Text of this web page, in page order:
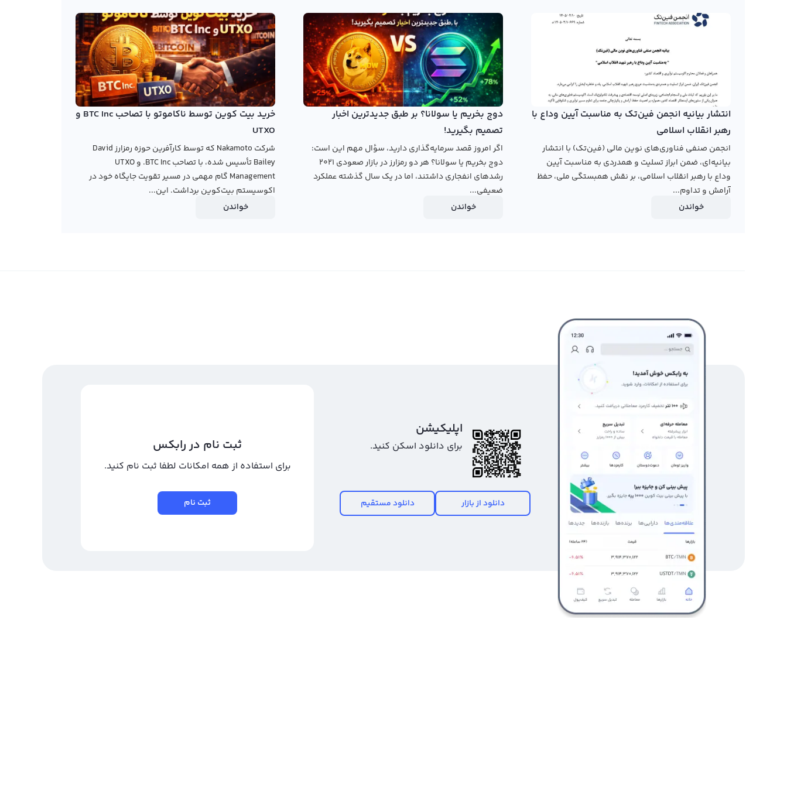
ترسیم نمودار کریتیکلز به تحلیل آن بپردازند. در نمودار کریتیکلز اطلاعات قیمت این ارز دیجیتال با استفاده از روش‌های مختلف
نمایشی مانند کندل و نمودار خطی ارائه شده و امکان استفاده از تایم فریم‌های مختلف برای تحلیل وجود دارد.
در حال حاضر هیچ صرافی ارز دیجیتال ایرانی نمودار کریتیکلز را به کاربران خود ارائه نمی‌دهد. با این حال، امکان مشاهده نمودار
قیمت کریتیکلز به تومان و دلار وجود دارد و می‌توان به وبسایت صرافی مورد نظر مراجعه کرد. یکی از ویژگی‌های منحصر به فرد
کریتیکلز (CRE8)، افزایش قیمت آن در طول سال‌های اخیر است که این ارز دیجیتال را به یکی از پرطرفدارترین ارزهای دیجیتال در
جهان تبدیل کرده است. رابکس نیز در صفحه قیمت خود این امکان را برای کاربران خود فراهم کرده است.
رابکس از خرید و فروش بیش از ۱۰۰۰ ارز دیجیتال پشتیبانی می‌کند. برای معامله رمز کریتیکلز، به صفحه
انتشار بیانیه انجمن فین‌تک به مناسبت آیین وداع با
رهبر انقلاب اسلامی
انجمن صنفی فناوری‌های نوین مالی (فین‌تک) با انتشار
بیانیه‌ای، ضمن ابراز تسلیت و همدردی به مناسبت آیین
وداع با رهبر انقلاب اسلامی، بر نقش همبستگی ملی، حفظ
آرامش و تداوم...
خواندن
دوج بخریم یا سولانا؟ بر طبق جدیدترین اخبار
تصمیم بگیرید!
اگر امروز قصد سرمایه‌گذاری دارید، سؤال مهم این است:
دوج بخریم یا سولانا؟ هر دو رمزارز در بازار صعودی ۲۰۲۱
رشدهای انفجاری داشتند، اما در یک سال گذشته عملکرد
ضعیفی...
خواندن
خرید بیت کوین توسط ناکاموتو با تصاحب BTC Inc و
UTXO
شرکت Nakamoto که توسط کارآفرین حوزه رمزارز David
Bailey تأسیس شده، با تصاحب BTC Inc. و UTXO
Management گام مهمی در مسیر تقویت جایگاه خود در
اکوسیستم بیت‌کوین برداشت. این...
خواندن
اپلیکیشن
برای دانلود اسکن کنید.
دانلود از بازار دانلود مستقیم
ثبت نام در رابکس
برای استفاده از همه امکانات لطفا ثبت نام کنید.
ثبت نام